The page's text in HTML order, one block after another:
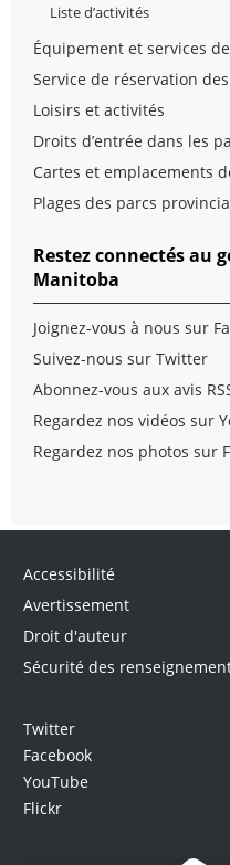
Liste d’activités
Équipement et services
Service de réservation
Loisirs et activités
Droits d’entrée dans les
Cartes et emplacements
Plages des parcs
Restez connectés au
Manitoba
Joignez-vous à nous sur
Suivez-nous sur Twitter
Abonnez-vous aux avis
Regardez nos vidéos sur
Regardez nos photos sur
Accessibilité
Avertissement
Droit d'auteur
Sécurité des
Twitter
Facebook
YouTube
Flickr